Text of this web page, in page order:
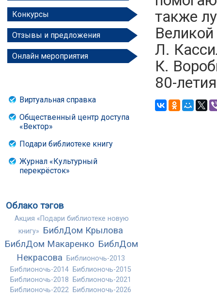
Конкурсы
Отзывы и предложения
Онлайн мероприятия
Виртуальная справка
Общественный центр доступа
«Вектор»
Подари библиотеке книгу
Журнал «Культурный
перекрёсток»
Облако тэгов
Акция «Подари библиотеке новую
книгу» БиблДом Крылова
БиблДом Макаренко БиблДом
Некрасова
Библионочь-2013
Библионочь-2014
Библионочь-2015
Библионочь-2018
Библионочь-2021
Библионочь-2022
Библионочь-2026
также
Л.
К.
80-